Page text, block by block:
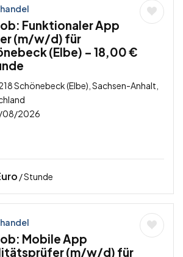
Funktionaler App
(m/w/d) für
(Elbe) – 18,00 €
Schönebeck (Elbe), Sachsen-Anhalt,
2026
/ Stunde
Mobile App
(m/w/d) für